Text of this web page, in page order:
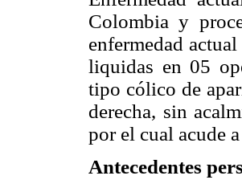
Colombia y
enfermedad
liquidas en 05
tipo cólico de
derecha, sin
por el cual acude
Antecedentes